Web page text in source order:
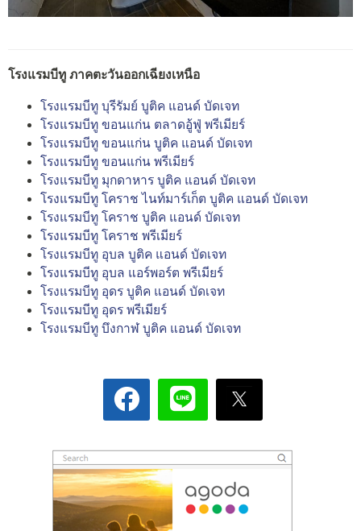
โรงแรมบีทู ภาคตะวันออกเฉียงเหนือ
โรงแรมบีทู บุรีรัมย์ บูติค แอนด์ บัดเจท
โรงแรมบีทู ขอนแก่น ตลาดอู้ฟู่ พรีเมียร์
โรงแรมบีทู ขอนแก่น บูติค แอนด์ บัดเจท
โรงแรมบีทู ขอนแก่น พรีเมียร์
โรงแรมบีทู มุกดาหาร บูติค แอนด์ บัดเจท
โรงแรมบีทู โคราช ไนท์มาร์เก็ต บูติค แอนด์ บัดเจท
โรงแรมบีทู โคราช บูติค แอนด์ บัดเจท
โรงแรมบีทู โคราช พรีเมียร์
โรงแรมบีทู อุบล บูติค แอนด์ บัดเจท
โรงแรมบีทู อุบล แอร์พอร์ต พรีเมียร์
โรงแรมบีทู อุดร บูติค แอนด์ บัดเจท
โรงแรมบีทู อุดร พรีเมียร์
โรงแรมบีทู บึงกาฬ บูติค แอนด์ บัดเจท